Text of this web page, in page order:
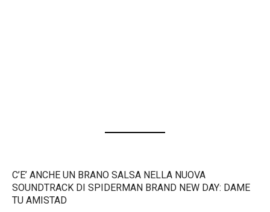
C’E’ ANCHE UN BRANO SALSA NELLA NUOVA
SOUNDTRACK DI SPIDERMAN BRAND NEW DAY: DAME
TU AMISTAD